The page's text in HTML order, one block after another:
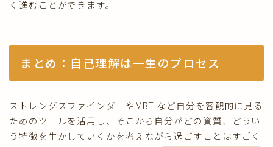
く進むことができます。
まとめ：自己理解は一生のプロセス
ストレングスファインダーやMBTIなど自分を客観的に見る
ためのツールを活用し、そこから自分がどの資質、どうい
う特徴を生かしていくかを考えながら過ごすことはすごく